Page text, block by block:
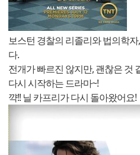
보스턴 경찰의 리졸리와 법의학
다.
전개가 빠르진 않지만, 괜찮은 것
다시 시작하는 드라마~!
꺅!! 닐 카프리가 다시 돌아왔어요!